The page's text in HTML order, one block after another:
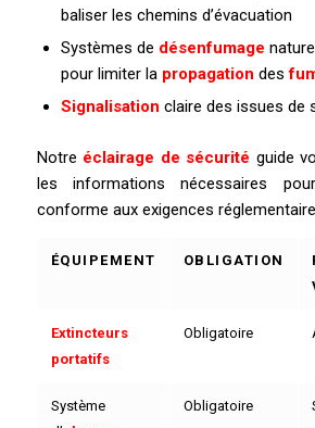
baliser les chemins d’évacuation
Systèmes de désenfumage
pour limiter la propagation des
Signalisation claire des issues de
Notre éclairage de sécurité guide
les informations nécessaires
conforme aux exigences
ÉQUIPEMENT OBLIGATION
Extincteurs
portatifs
Obligatoire
Système
Obligatoire